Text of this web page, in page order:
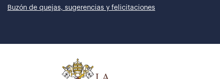
Buzón de quejas, sugerencias y felicitaciones